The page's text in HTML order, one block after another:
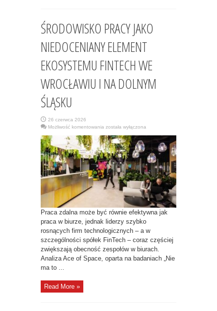
ŚRODOWISKO PRACY JAKO
NIEDOCENIANY ELEMENT
EKOSYSTEMU FINTECH WE
WROCŁAWIU I NA DOLNYM
ŚLĄSKU
26 czerwca 2026
Możliwość komentowania ŚRODOWISKO
JAKO
NIEDOCENIANY
ELEMENT
EKOSYSTEMU
FINTECH
WE
WROCŁAWIU
I
NA
DOLNYM
ŚLĄSKU
została wyłączona
Praca zdalna może być równie efektywna jak
praca w biurze, jednak liderzy szybko
rosnących firm technologicznych – a w
szczególności spółek FinTech – coraz częściej
zwiększają obecność zespołów w biurach.
Analiza Ace of Space, oparta na badaniach „Nie
ma to ...
Read More »